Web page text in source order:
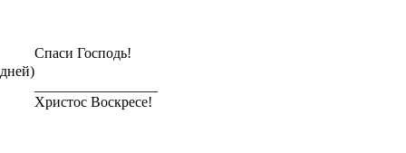
Спаси Господь!
Христос Воскресе!